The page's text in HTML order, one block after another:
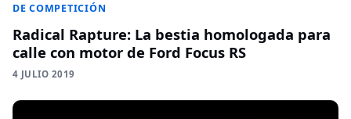
DE COMPETICIÓN
Radical Rapture: La bestia homologada para
calle con motor de Ford Focus RS
4 JULIO 2019